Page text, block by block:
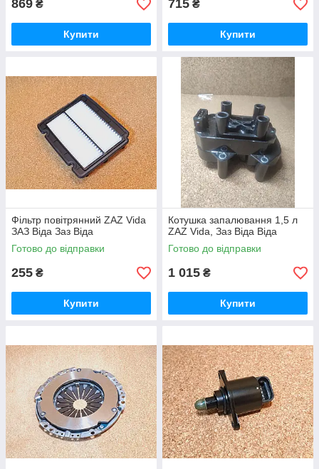
869 ₴
Купити
715 ₴
Купити
Фільтр повітрянний ZAZ Vida
ЗАЗ Віда Заз Віда
Готово до відправки
255 ₴
Купити
Котушка запалювання 1,5 л
ZAZ Vida, Заз Віда Віда
Готово до відправки
1 015 ₴
Купити